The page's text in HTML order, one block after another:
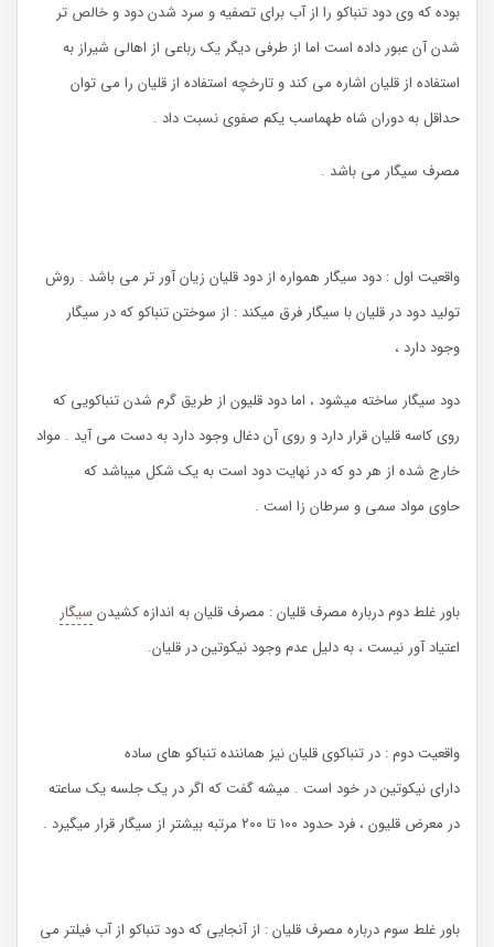
بوده که وی دود تنباکو را از آب برای تصفیه و سرد شدن دود و خالص تر
شدن آن عبور داده است اما از طرفی دیگر یک رباعی از اهالی شیراز به
استفاده از قلیان اشاره می کند و تارخچه استفاده از قلیان را می توان
حداقل به دوران شاه طهماسب یکم صفوی نسبت داد .
مصرف سیگار می باشد .
واقعیت اول : دود سیگار همواره از دود قلیان زیان آور تر می باشد . روش
تولید دود در قلیان با سیگار فرق میکند : از سوختن تنباکو که در سیگار
وجود دارد ،
دود سیگار ساخته میشود ، اما دود قلیون از طریق گرم شدن تنباکویی که
روی کاسه قلیان قرار دارد و روی آن دغال وجود دارد به دست می آید . مواد
خارج شده از هر دو که در نهایت دود است به یک شکل میباشد که
حاوی مواد سمی و سرطان زا است .
باور غلط دوم درباره مصرف قلیان : مصرف قلیان به اندازه کشیدن سیگار
اعتیاد آور نیست ، به دلیل عدم وجود نیکوتین در قلیان.
واقعیت دوم : در تنباکوی قلیان نیز هماننده تنباکو های ساده
دارای نیکوتین در خود است . میشه گفت که اگر در یک جلسه یک ساعته
در معرض قلیون ، فرد حدود ۱۰۰ تا ۲۰۰ مرتبه بیشتر از سیگار قرار میگیرد .
باور غلط سوم درباره مصرف قلیان : از آنجایی که دود تنباکو از آب فیلتر می